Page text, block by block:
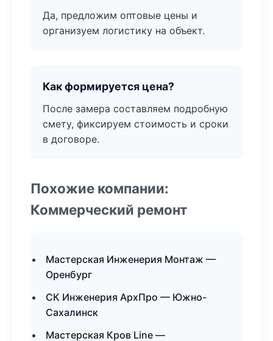
Да, предложим оптовые цены и
организуем логистику на объект.
Как формируется цена?
После замера составляем подробную
смету, фиксируем стоимость и сроки
в договоре.
Похожие компании:
Коммерческий ремонт
Мастерская Инженерия Монтаж —
Оренбург
СК Инженерия АрхПро — Южно-
Сахалинск
Мастерская Кров Line —